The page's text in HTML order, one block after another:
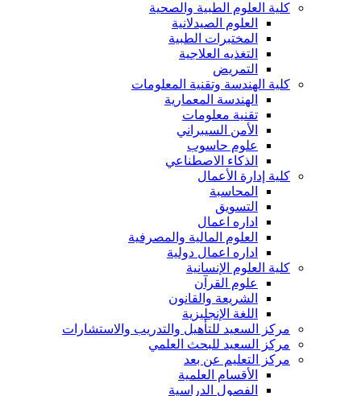
كلية العلوم الطبية والصحية
العلوم الصيدلانية
المختبرات الطبية
التغذيه العلاجية
التمريض
كلية الهندسة وتقنية المعلومات
الهندسة المعمارية
تقنية معلومات
الأمن السيبراني
علوم حاسوب
الذكاء الاصطناعي
كلية إدارة الأعمال
المحاسبة
التسويق
اداره اعمال
العلوم المالية والمصرفية
اداره اعمال دولية
كلية العلوم الإنسانية
علوم القرآن
الشريعة والقانون
اللغة الإنجليزية
مركز السعيد للتأهيل والتدريب والاستشارات
مركز السعيد للبحث العلمي
مركز التعليم عن بعد
الأقسام العلمية
الفصول الدراسية